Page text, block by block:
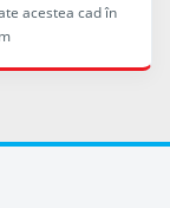
acestea cad în